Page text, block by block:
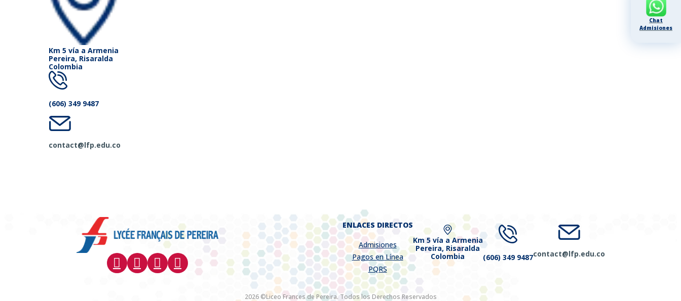
Km 5 vía a Armenia
Pereira, Risaralda
Colombia
(606) 349 9487
contact@lfp.edu.co
Chat
Admisiones
ENLACES DIRECTOS
Admisiones
Pagos en Línea
PQRS
Km 5 vía a Armenia
Pereira, Risaralda
Colombia
(606) 349 9487contact@lfp.edu.co
2026 ©Liceo Frances de Pereira. Todos los Derechos Reservados